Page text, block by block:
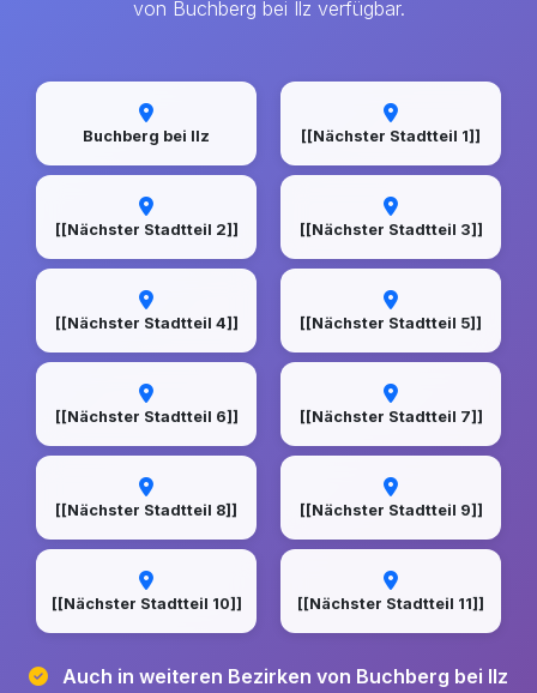
von Buchberg bei Ilz verfügbar.
Buchberg bei Ilz [[Nächster Stadtteil 1]]
[[Nächster Stadtteil 2]] [[Nächster Stadtteil 3]]
[[Nächster Stadtteil 4]] [[Nächster Stadtteil 5]]
[[Nächster Stadtteil 6]] [[Nächster Stadtteil 7]]
[[Nächster Stadtteil 8]] [[Nächster Stadtteil 9]]
[[Nächster Stadtteil 10]] [[Nächster Stadtteil 11]]
Auch in weiteren Bezirken von Buchberg bei Ilz